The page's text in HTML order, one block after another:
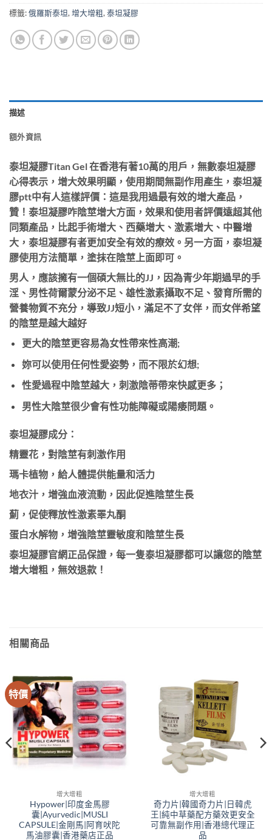
標籤:俄羅斯泰坦, 增大增粗, 泰坦凝膠
描述
額外資訊
泰坦凝膠Titan Gel 在香港有著10萬的用戶， 無數泰坦凝膠
心得表示，增大效果明顯，使用期間無副作用產生，泰坦凝
膠ptt中有人這樣評價：這是我用過最有效的增大產品，
贊！ 泰坦凝膠咋陰莖增大方面，效果和使用者評價遠超其他
同類產品，比起手術增大、西藥增大、激素增大、中醫增
大，泰坦凝膠有者更加安全有效的療效。另一方面，泰坦凝
膠使用方法簡單，塗抹在陰莖上面即可。
男人，應該擁有一個碩大無比的JJ，因為青少年期過早的手
淫、男性荷爾蒙分泌不足、雄性激素攝取不足、發育所需的
營養物質不充分，導致JJ短小，滿足不了女伴，而女伴希望
的陰莖是越大越好
更大的陰莖更容易為女性帶來性高潮;
妳可以使用任何性愛姿勢，而不限於幻想;
性愛過程中陰莖越大，刺激陰蒂帶來快感更多；
男性大陰莖很少會有性功能障礙或陽痿問題。
泰坦凝膠成分：
精靈花，對陰莖有刺激作用
瑪卡植物，給人體提供能量和活力
地衣汁，增強血液流動，因此促進陰莖生長
薊，促使釋放性激素睪丸酮
蛋白水解物，增強陰莖靈敏度和陰莖生長
泰坦凝膠官網正品保證，每一隻泰坦凝膠都可以讓您的陰莖
增大增粗，無效退款！
相關商品
特價
增大增粗
Hypower|印度金馬膠
囊|Ayurvedic|MUSLI
CAPSULE|金剛馬|阿育吠陀
馬油膠囊|香港藥店正品
增大增粗
奇力片|韓國奇力片|日韓虎
王|純中草藥配方藥效更安全
可靠無副作用|香港總代理正
品